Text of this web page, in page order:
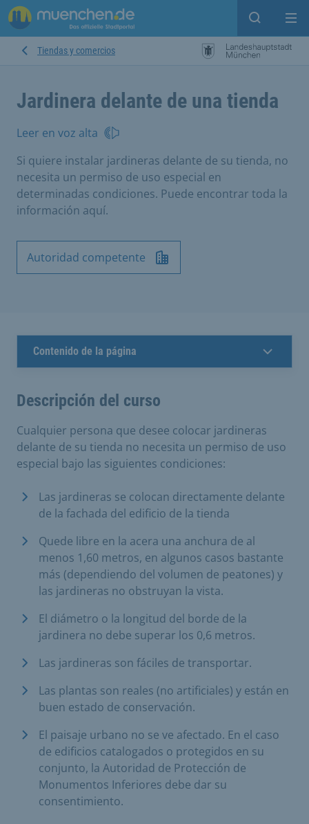
Open
Tiendas y comercios
Jardinera delante de una tienda
Leer en voz alta
Si quiere instalar jardineras delante de su tienda, no
necesita un permiso de uso especial en
determinadas condiciones. Puede encontrar toda la
información aquí.
Autoridad competente
Contenido de la página
Descripción del curso
Cualquier persona que desee colocar jardineras
delante de su tienda no necesita un permiso de uso
especial bajo las siguientes condiciones:
Las jardineras se colocan directamente delante
de la fachada del edificio de la tienda
Quede libre en la acera una anchura de al
menos 1,60 metros, en algunos casos bastante
más (dependiendo del volumen de peatones) y
las jardineras no obstruyan la vista.
El diámetro o la longitud del borde de la
jardinera no debe superar los 0,6 metros.
Las jardineras son fáciles de transportar.
Las plantas son reales (no artificiales) y están en
buen estado de conservación.
El paisaje urbano no se ve afectado. En el caso
de edificios catalogados o protegidos en su
conjunto, la Autoridad de Protección de
Monumentos Inferiores debe dar su
consentimiento.